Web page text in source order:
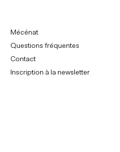
Mécénat
Questions fréquentes
Contact
Inscription à la newsletter